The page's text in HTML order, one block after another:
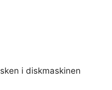
i diskmaskinen